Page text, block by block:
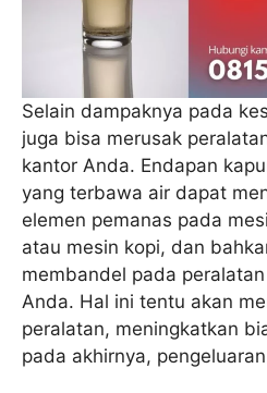
Selain dampaknya pada
juga bisa merusak
kantor Anda. Endapan
yang terbawa air dapat
elemen pemanas pada
atau mesin kopi, dan
membandel pada
Anda. Hal ini tentu akan
peralatan, meningkatkan
pada akhirnya,